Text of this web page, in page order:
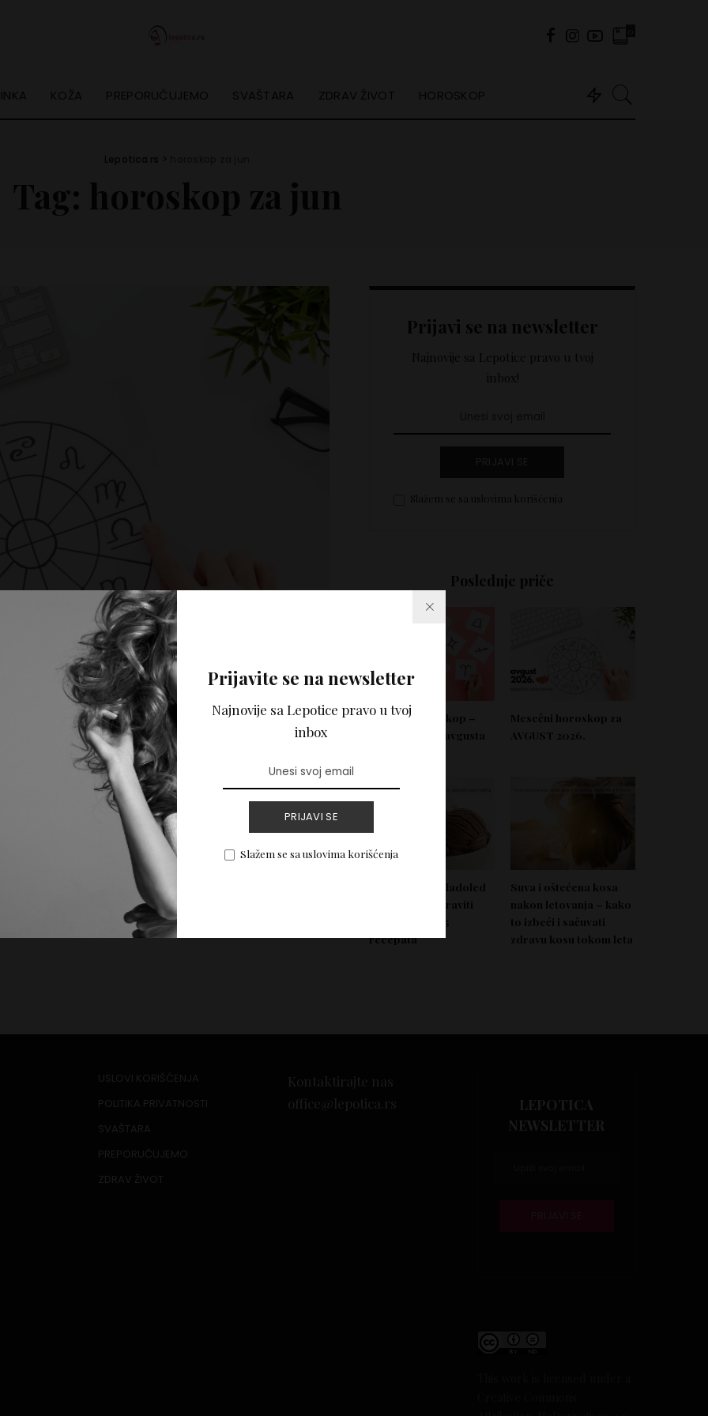
Prijavite se na newsletter
Najnovije sa Lepotice pravo u tvoj
inbox
PRIJAVI SE
Slažem se sa uslovima korišćenja
KOŽA PREPORUČUJEMO SVAŠTARA ZDRAV ŽIVOT HOROSKOP
JUN 2025.
PROČITAJ VIŠE
Prijavi se na newsletter
Najnovije sa Lepotice pravo u tvoj
inbox!
Slažem se sa uslovima korišćenja
Poslednje priče
Nedeljni horoskop –
Od 03. do 09. avgusta
Mesečni horoskop za
AVGUST 2026.
Domać zdrav sladoled
koji možeš napraviti
bez aparata – 5
recepata
Suva i oštećena kosa
nakon letovanja – kako
to izbeći i sačuvati
zdravu kosu tokom leta
USLOVI KORIŠĆENJA
POLITIKA PRIVATNOSTI
SVAŠTARA
PREPORUČUJEMO
ZDRAV ŽIVOT
Kontaktirajte nas
office@lepotica.rs
LEPOTICA
NEWSLETTER